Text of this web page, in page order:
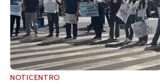
NOTICENTRO